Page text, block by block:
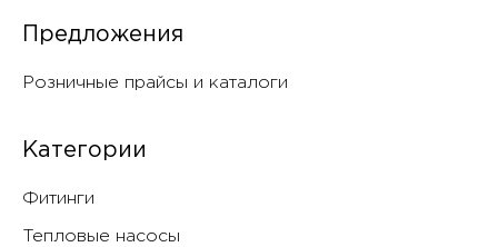
Предложения
Розничные прайсы и каталоги
Категории
Фитинги
Тепловые насосы